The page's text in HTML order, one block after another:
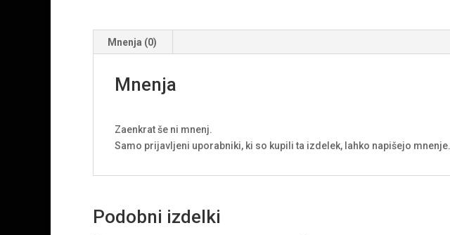
količina
Mnenja (0)
Mnenja
Zaenkrat še ni mnenj.
Samo prijavljeni uporabniki, ki so kupili ta izdelek, lahko napišejo mnenje.
Podobni izdelki